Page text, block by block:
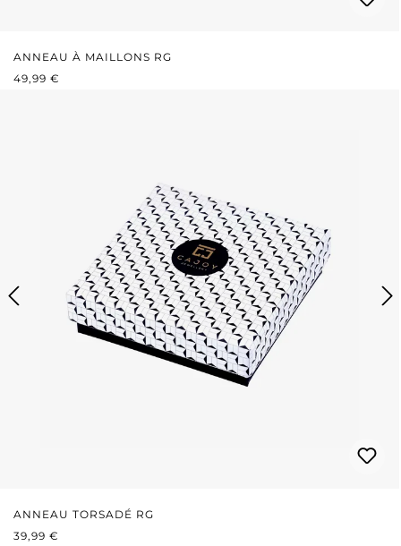
ANNEAU À MAILLONS RG
PRIX RÉGULIER :
49,99 €
ANNEAU TORSADÉ RG
PRIX RÉGULIER :
39,99 €